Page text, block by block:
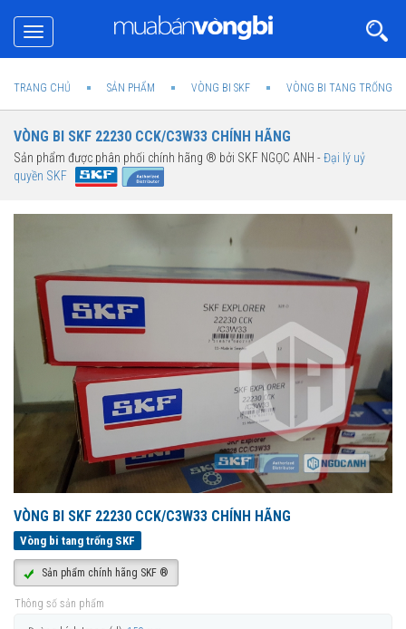
Toggle
navigation
TRANG CHỦ SẢN PHẨM VÒNG BI SKF VÒNG BI TANG TRỐNG
VÒNG BI SKF 22230 CCK/C3W33 CHÍNH HÃNG
Sản phẩm được phân phối chính hãng ® bởi SKF NGỌC ANH -Đại lý uỷ
quyền SKF
VÒNG BI SKF 22230 CCK/C3W33 CHÍNH HÃNG
Vòng bi tang trống SKF
Sản phẩm chính hãng SKF ®
Thông số sản phẩm